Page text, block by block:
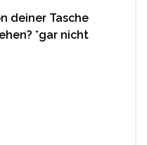
deiner Tasche
*gar nicht